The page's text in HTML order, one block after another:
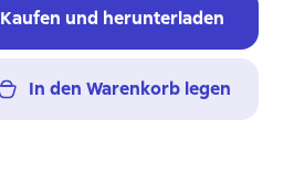
Kaufen und herunterladen
In den Warenkorb legen